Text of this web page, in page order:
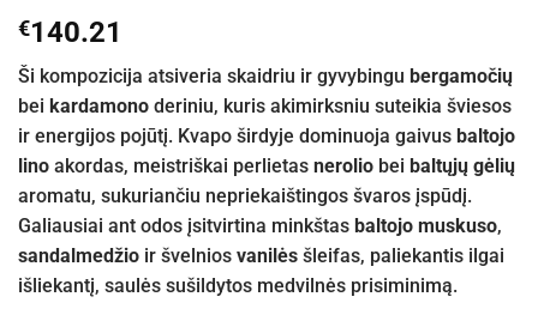
€140.21
Ši kompozicija atsiveria skaidriu ir gyvybingu bergamočių
bei kardamono deriniu, kuris akimirksniu suteikia šviesos
ir energijos pojūtį. Kvapo širdyje dominuoja gaivus baltojo
lino akordas, meistriškai perlietas nerolio bei baltųjų gėlių
aromatu, sukuriančiu nepriekaištingos švaros įspūdį.
Galiausiai ant odos įsitvirtina minkštas baltojo muskuso,
sandalmedžio ir švelnios vanilės šleifas, paliekantis ilgai
išliekantį, saulės sušildytos medvilnės prisiminimą.